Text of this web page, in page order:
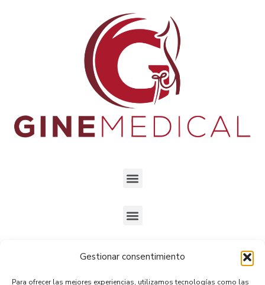
Gestionar consentimiento
Para ofrecer las mejores experiencias, utilizamos tecnologías como las